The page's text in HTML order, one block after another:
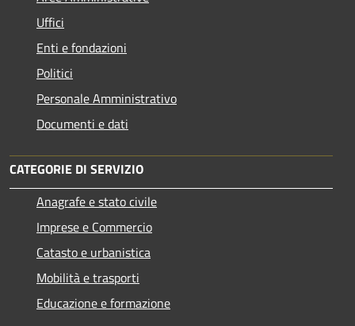
Uffici
Enti e fondazioni
Politici
Personale Amministrativo
Documenti e dati
CATEGORIE DI SERVIZIO
Anagrafe e stato civile
Imprese e Commercio
Catasto e urbanistica
Mobilità e trasporti
Educazione e formazione